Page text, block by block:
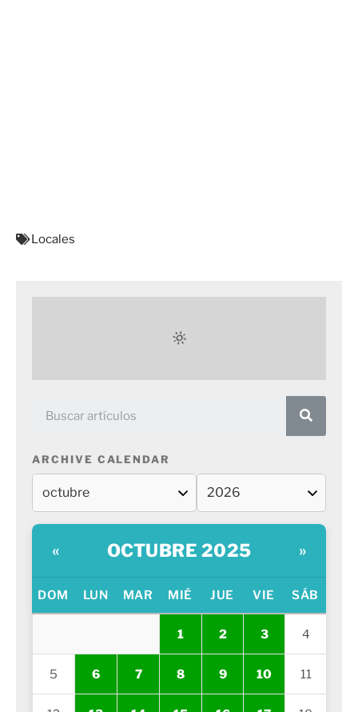
Locales
ARCHIVE CALENDAR
« OCTUBRE 2025 »
DOM LUN MAR MIÉ JUE VIE SÁB
1 2 3 4
5 6 7 8 9 10 11